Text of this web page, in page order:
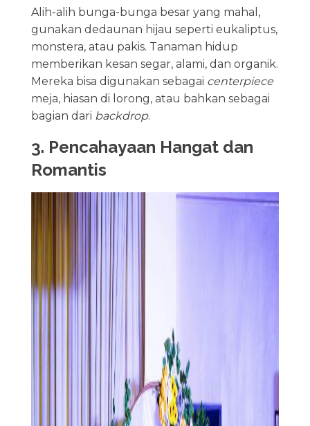
Alih-alih bunga-bunga besar yang mahal,
gunakan dedaunan hijau seperti eukaliptus,
monstera, atau pakis. Tanaman hidup
memberikan kesan segar, alami, dan organik.
Mereka bisa digunakan sebagai centerpiece
meja, hiasan di lorong, atau bahkan sebagai
bagian dari backdrop.
3. Pencahayaan Hangat dan
Romantis